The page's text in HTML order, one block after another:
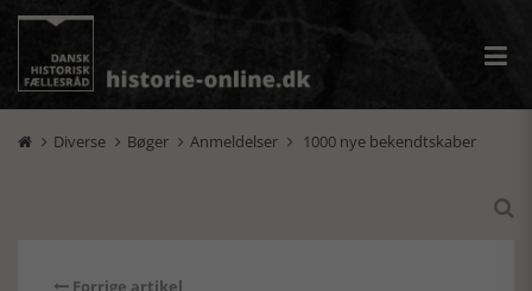
 Diverse  Bøger  Anmeldelser  1000 nye bekendtskaber

Forrige artikel